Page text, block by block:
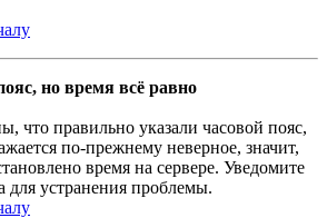
но время всё равно
что правильно указали часовой пояс,
по-прежнему неверное, значит,
время на сервере. Уведомите
для устранения проблемы.